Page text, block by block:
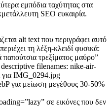
εμπόδια ταχύτητας στα
SEO ευκαιρία.
alt text που περιγράφει αυτό
τη λέξη-κλειδί φυσικά:
τρεξίματος μαύρο”
filenames: nike-air-
για IMG_0294.jpg
για μείωση μεγέθους 30-50%
σε εικόνες που δεν